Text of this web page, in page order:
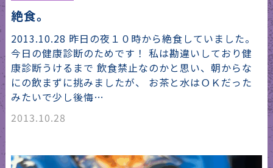
絶食。
2013.10.28 昨日の夜１０時から絶食していました。
今日の健康診断のためです！ 私は勘違いしており健
康診断うけるまで 飲食禁止なのかと思い、朝からな
にの飲まずに挑みましたが、 お茶と水はＯＫだった
みたいで少し後悔…
2013.10.28